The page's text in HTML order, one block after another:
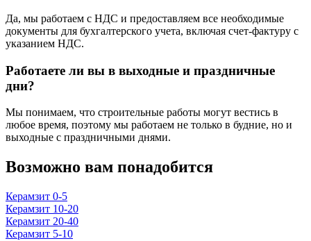
Да, мы работаем с НДС и предоставляем все необходимые
документы для бухгалтерского учета, включая счет-фактуру с
указанием НДС.
Работаете ли вы в выходные и праздничные
дни?
Мы понимаем, что строительные работы могут вестись в
любое время, поэтому мы работаем не только в будние, но и
выходные с праздничными днями.
Возможно вам понадобится
Керамзит 0-5
Керамзит 10-20
Керамзит 20-40
Керамзит 5-10